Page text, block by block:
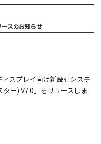
スのお知らせ
スプレイ向け新設計システ
ー) V7.0」をリリースしま